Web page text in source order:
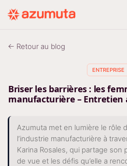
← Retour au blog
ENTREPRISE
Briser les barrières : les
manufacturière – Entretien
Azumuta met en lumière le rôle
l’industrie manufacturière à
Karina Rosales, qui partage son
de vue et les défis qu’elle a